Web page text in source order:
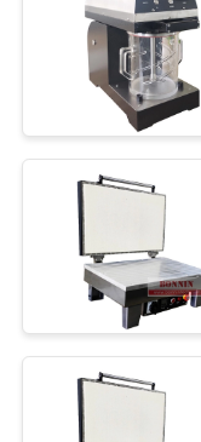
का
अनुरोध
साइटमैप
PRIVACY
POLICY
प्रूफ़र
टीजीए
ताप